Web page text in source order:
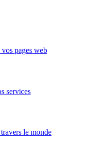
pages web
services
le monde